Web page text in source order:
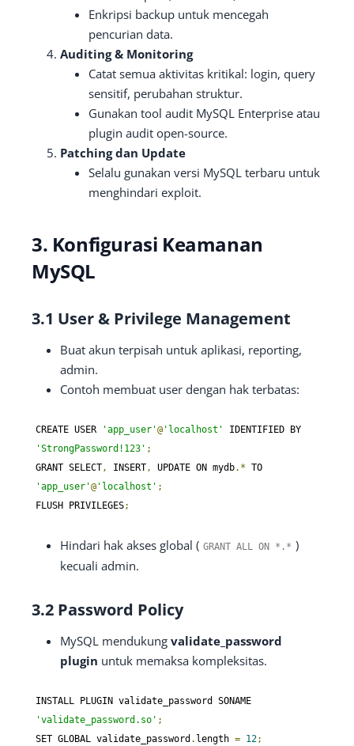
Enkripsi backup untuk mencegah
pencurian data.
Auditing & Monitoring
Catat semua aktivitas kritikal: login, query
sensitif, perubahan struktur.
Gunakan tool audit MySQL Enterprise atau
plugin audit open-source.
Patching dan Update
Selalu gunakan versi MySQL terbaru untuk
menghindari exploit.
3. Konfigurasi Keamanan
MySQL
3.1 User & Privilege Management
Buat akun terpisah untuk aplikasi, reporting,
admin.
Contoh membuat user dengan hak terbatas:
CREATE USER 'app_user'@ 'localhost'
'StrongPassword!123' ;
GRANT SELECT, INSERT, UPDATE ON mydb.*
'app_user'@ 'localhost' ;
FLUSH PRIVILEGES;
Hindari hak akses global ( GRANT ALL ON *.* )
kecuali admin.
3.2 Password Policy
MySQL mendukung validate_password
plugin untuk memaksa kompleksitas.
'validate_password.so' ;
SET GLOBAL validate_password . length = 12;